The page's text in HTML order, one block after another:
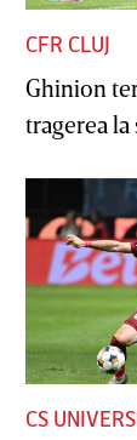
CFR CLUJ
Ghinion
tragerea
CS